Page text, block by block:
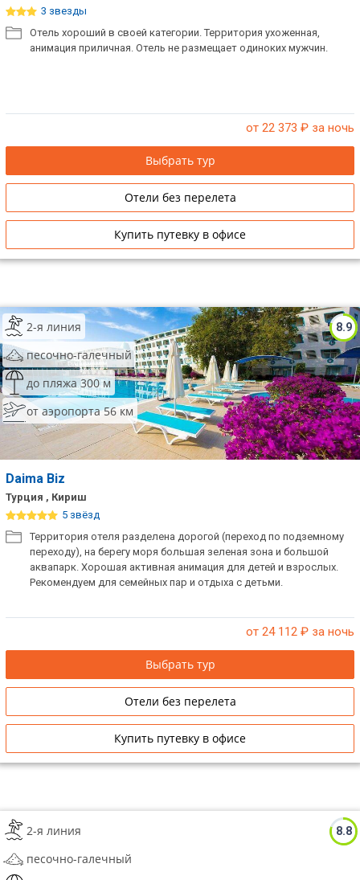
3 звезды
Отель хороший в своей категории. Территория ухоженная,
анимация приличная. Отель не размещает одиноких мужчин.
от 22 373 ₽ за ночь
Выбрать тур
Отели без перелета
Купить путевку в офисе
8.9
2-я линия
песочно-галечный
до пляжа 300 м
от аэропорта 56 км
Daima Biz
Турция , Кириш
5 звёзд
Территория отеля разделена дорогой (переход по подземному
переходу), на берегу моря большая зеленая зона и большой
аквапарк. Хорошая активная анимация для детей и взрослых.
Рекомендуем для семейных пар и отдыха с детьми.
от 24 112 ₽ за ночь
Выбрать тур
Отели без перелета
Купить путевку в офисе
8.8
2-я линия
песочно-галечный